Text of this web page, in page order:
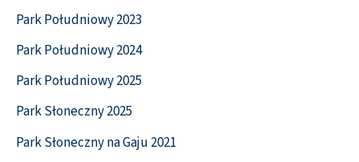
Park Południowy 2023
Park Południowy 2024
Park Południowy 2025
Park Słoneczny 2025
Park Słoneczny na Gaju 2021